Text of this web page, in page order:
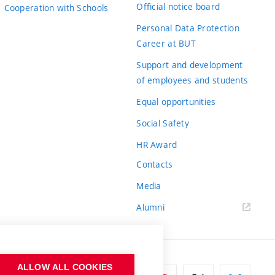
B
B
C
C
Cooperation with Schools
Official notice board
Personal Data Protection
Career at BUT
Support and development
of employees and students
Equal opportunities
Social Safety
HR Award
Contacts
Media
Alumni
ALLOW ALL COOKIES